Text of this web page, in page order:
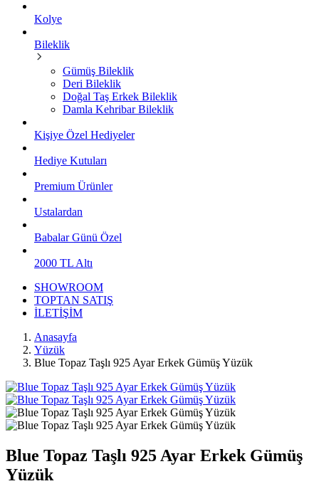
Kolye
Bileklik
Gümüş Bileklik
Deri Bileklik
Doğal Taş Erkek Bileklik
Damla Kehribar Bileklik
Kişiye Özel Hediyeler
Hediye Kutuları
Premium Ürünler
Ustalardan
Babalar Günü Özel
2000 TL Altı
SHOWROOM
TOPTAN SATIŞ
İLETİŞİM
Anasayfa
Yüzük
Blue Topaz Taşlı 925 Ayar Erkek Gümüş Yüzük
Blue Topaz Taşlı 925 Ayar Erkek Gümüş
Yüzük